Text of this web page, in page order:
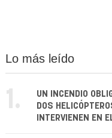
Lo más leído
1.
UN INCENDIO
DOS
INTERVIENEN EN